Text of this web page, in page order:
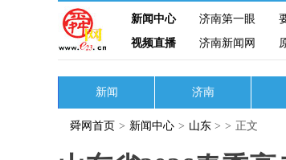
新闻中心 济南第一眼
视频直播
济南新闻网
新闻 济南
舜网首页 > 新闻中心 > 山东 > > 正文